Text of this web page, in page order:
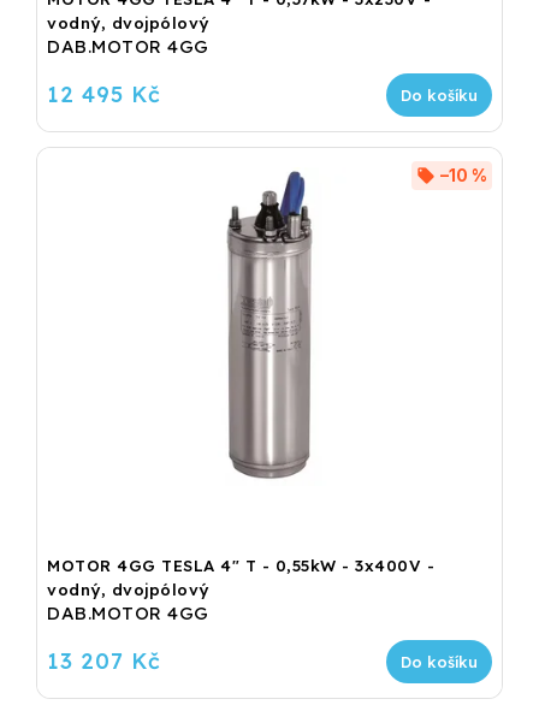
vodný, dvojpólový
DAB.MOTOR 4GG
12 495 Kč Do košíku
MOTOR 4GG TESLA 4" T - 0,55kW - 3x400V -
vodný, dvojpólový
DAB.MOTOR 4GG
–10 %
13 207 Kč Do košíku